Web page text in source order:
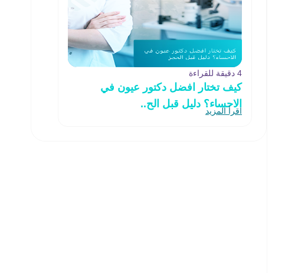
4 دقيقة للقراءة
كيف تختار افضل دكتور عيون في
الاحساء؟ دليل قبل الح..
اقرأ المزيد